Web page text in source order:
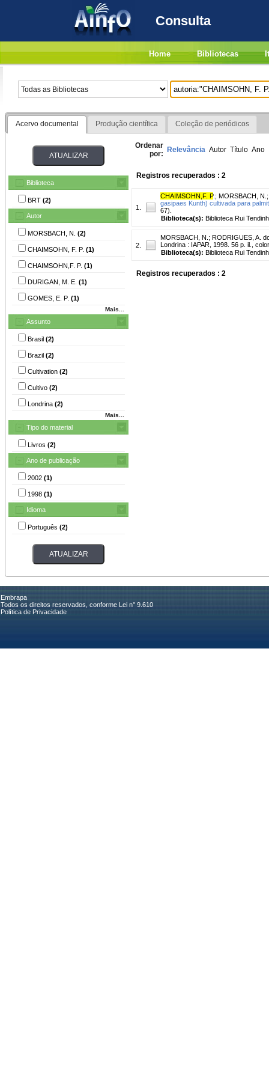
Consulta
Home Bibliotecas
Acervo documental Produção científica Coleção de periódicos
Biblioteca
BRT (2)
Autor
MORSBACH, N. (2)
CHAIMSOHN, F. P. (1)
CHAIMSOHN,F. P. (1)
DURIGAN, M. E. (1)
GOMES, E. P. (1)
Mais...
Assunto
Brasil (2)
Brazil (2)
Cultivation (2)
Cultivo (2)
Londrina (2)
Mais...
Tipo do material
Livros (2)
Ano de publicação
2002 (1)
1998 (1)
Idioma
Português (2)
Ordenar
por: Relevância Autor Título Ano
Registros recuperados : 2
1.
CHAIMSOHN,F. P. ; MORSBACH, N.
gasipaes Kunth) cultivada para
67).
Biblioteca(s): Biblioteca Rui
2.
MORSBACH, N. ; RODRIGUES, A.
Londrina : IAPAR, 1998. 56 p. il.,
Biblioteca(s): Biblioteca Rui
Registros recuperados : 2
Embrapa
Todos os direitos reservados, conforme Lei n° 9.610
Política de Privacidade